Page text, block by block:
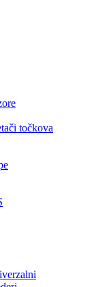
točkova